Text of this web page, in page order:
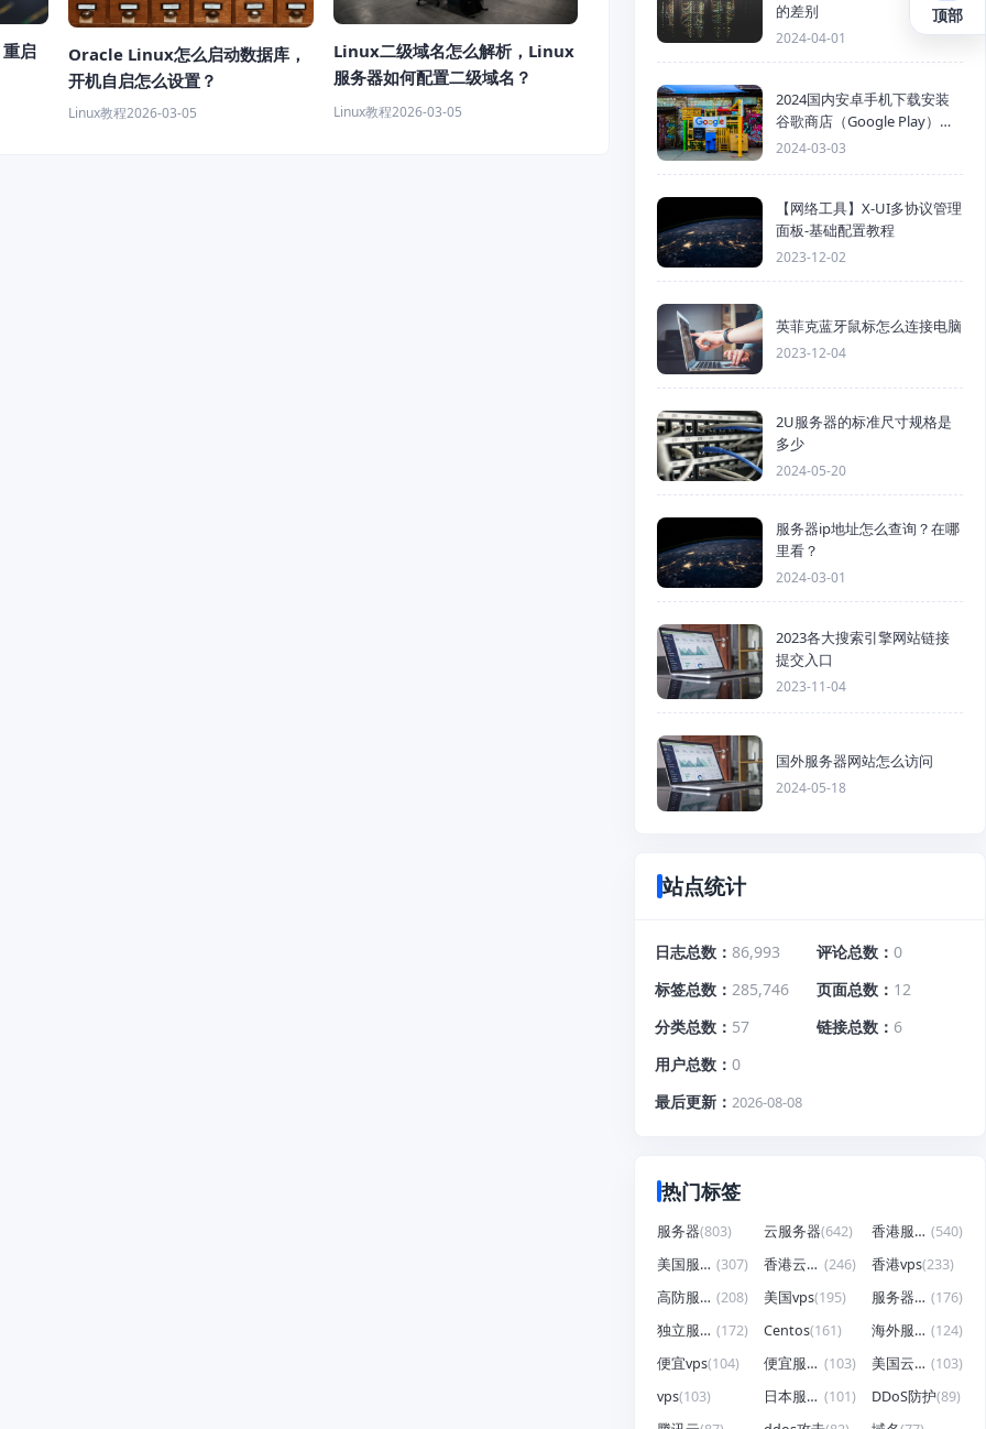
启
Oracle Linux怎么启动数据库，
开机自启怎么设置？
Linux教程2026-03-05
Linux二级域名怎么解析，Linux
服务器如何配置二级域名？
Linux教程2026-03-05
的差别
2024-04-01
2024国内安卓手机下载安装
谷歌商店（Google Play）详
细步骤
2024-03-03
【网络工具】X-UI多协议管理
面板-基础配置教程
2023-12-02
英菲克蓝牙鼠标怎么连接电脑
2023-12-04
2U服务器的标准尺寸规格是
多少
2024-05-20
服务器ip地址怎么查询？在哪
里看？
2024-03-01
2023各大搜索引擎网站链接
提交入口
2023-11-04
国外服务器网站怎么访问
2024-05-18
站点统计
日志总数 86,993 评论总数
0
标签总数
285,746 页面总数
12
分类总数
57 链接总数
6
用户总数
0
最后更新
2026-08-08
热门标签
服务器(803) 云服务器(642) 香港服务器 (540)
美国服务器 (307) 香港云服务器 (246) 香港vps(233)
高防服务器 (208) 美国vps(195) 服务器租用 (176)
独立服务器 (172) Centos(161) 海外服务器 (124)
便宜vps(104) 便宜服务器 (103) 美国云服务器 (103)
vps(103) 日本服务器 (101) DDoS防护(89)
顶部